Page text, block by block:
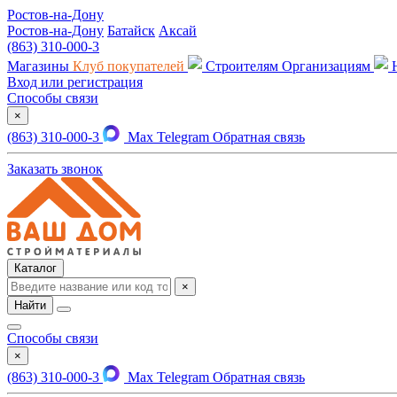
Ростов-на-Дону
Ростов-на-Дону Батайск Аксай
(863) 310-000-3
Магазины Клуб покупателей Строителям Организациям
Вход или регистрация
Способы связи
×
(863) 310-000-3 Max Telegram Обратная связь
Заказать звонок
Каталог
×
Найти
Способы связи
×
(863) 310-000-3 Max Telegram Обратная связь